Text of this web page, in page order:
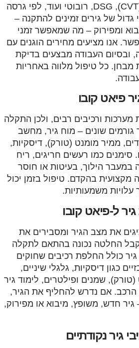
כולל אוטומטי, רציף (CVT), DSG, רובוטי ועוד, לפי גרסה
גדול של גירים זמינים להתקנה –
ומפירוק – מה שמאפשר זמני
אנו מציעים מחירים הוגנים עם
ובסיום העבודה מבצעים בדיקת
מבחן. כל טיפול מלווה באחריות
פיאט קובו
מערכות ורכיבים רבים, ולכן התקלה
גורמים שונים – מוח גיר, מחשב
ממיר מומנט (טורק), דיסקיות,
סימנים כמו רעשים חריגים, ריח
הילוך, בעיטות או חוסר
מקצועית בהקדם. טיפול בזמן יכול
משמעותיות.
ל-פיאט קובו
את מצב הגיר ומסבירים את
החלטה נכונה בהתאם לתקלה
כולל החלפת רכיבים שחוקים
כגון דיסקיות, גלגלי שיניים,
שמנים ופילטרים, לימוד גיר
הרכב. אם נדרש להחליף את הגיר,
חדש, משופץ, מיבוא או מפירוק,
גיר נקודתיים